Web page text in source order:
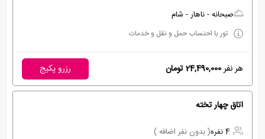
صبحانه - ناهار - شام
تور با احتساب حمل و نقل و خدمات
هر نفر24,490,000 تومان رزرو پکیج
اتاق چهار تخته
4 نفره
( بدون نفر اضافه )